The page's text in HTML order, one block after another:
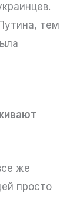
тем
же
просто